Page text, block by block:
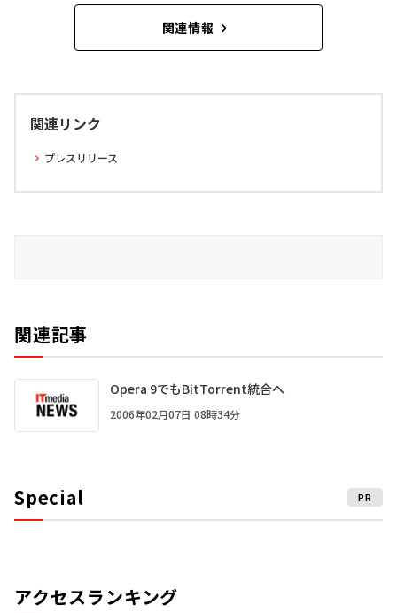
関連情報
関連リンク
プレスリリース
関連記事
Opera 9でもBitTorrent統合へ
2006年02月07日 08時34分
Special PR
アクセスランキング